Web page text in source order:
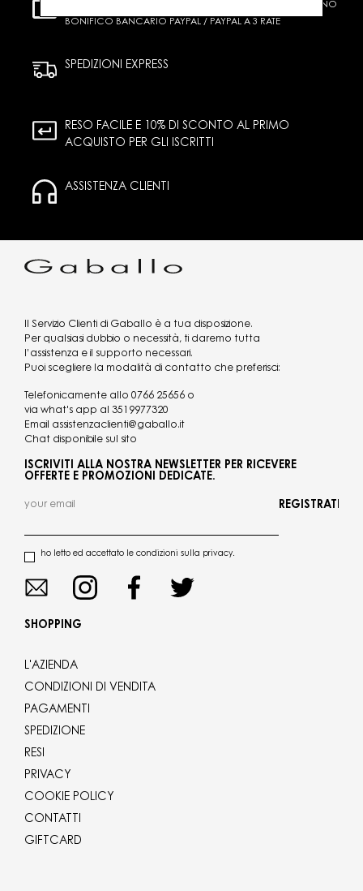
CARTA DI CREDITO CONTRASSEGNO
BONIFICO BANCARIO PAYPAL / PAYPAL A 3 RATE
SPEDIZIONI EXPRESS
RESO FACILE E 10% DI SCONTO AL PRIMO
ACQUISTO PER GLI ISCRITTI
ASSISTENZA CLIENTI
Il Servizio Clienti di Gaballo è a tua disposizione.
Per qualsiasi dubbio o necessità, ti daremo tutta
l’assistenza e il supporto necessari.
Puoi scegliere la modalità di contatto che preferisci:
Telefonicamente allo 0766 25656 o
via what's app al 3519977320
Email assistenzaclienti@gaballo.it
Chat disponibile sul sito
ISCRIVITI ALLA NOSTRA NEWSLETTER PER RICEVERE
OFFERTE E PROMOZIONI DEDICATE.
ho letto ed accettato le condizioni sulla privacy.
REGISTRATI
SHOPPING
L'AZIENDA
CONDIZIONI DI VENDITA
PAGAMENTI
SPEDIZIONE
RESI
PRIVACY
COOKIE POLICY
CONTATTI
GIFTCARD